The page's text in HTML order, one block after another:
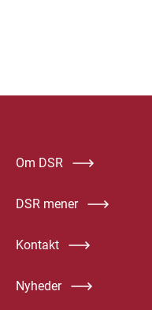
Om DSR
DSR mener
Kontakt
Nyheder